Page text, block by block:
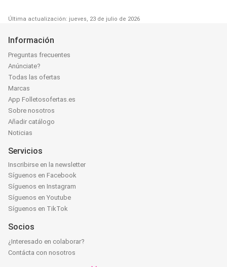
Última actualización: jueves, 23 de julio de 2026
Información
Preguntas frecuentes
Anúnciate?
Todas las ofertas
Marcas
App Folletosofertas.es
Sobre nosotros
Añadir catálogo
Noticias
Servicios
Inscribirse en la newsletter
Síguenos en Facebook
Síguenos en Instagram
Síguenos en Youtube
Síguenos en TikTok
Socios
¿Interesado en colaborar?
Contácta con nosotros